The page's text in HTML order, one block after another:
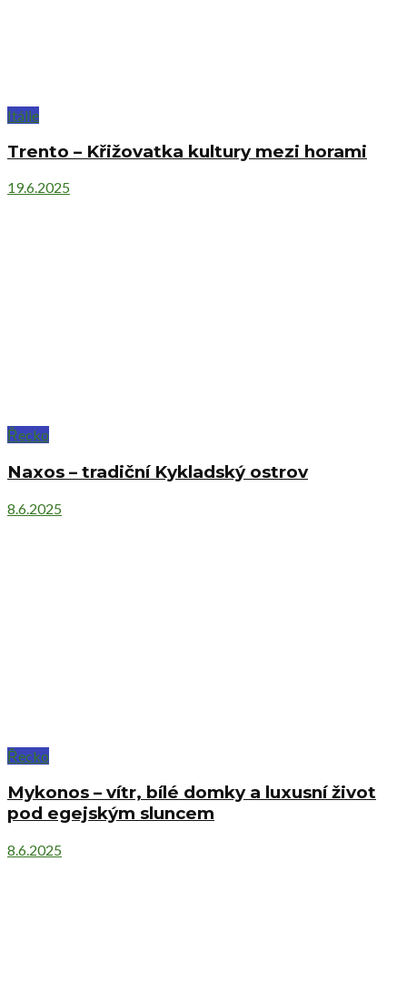
Itálie
Trento – Křižovatka kultury mezi horami
19.6.2025
Řecko
Naxos – tradiční Kykladský ostrov
8.6.2025
Řecko
Mykonos – vítr, bílé domky a luxusní život
pod egejským sluncem
8.6.2025